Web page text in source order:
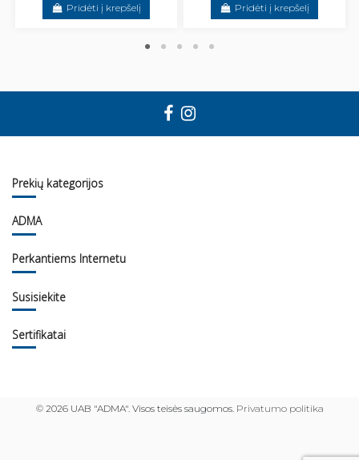
Pridėti į krepšelį Pridėti į krepšelį
Prekių kategorijos
ADMA
Perkantiems Internetu
Susisiekite
Sertifikatai
© 2026 UAB "ADMA". Visos teisės saugomos. Privatumo politika